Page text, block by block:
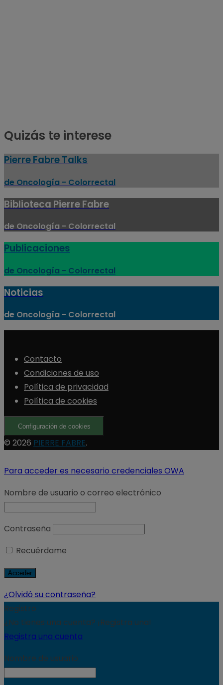
Quizás te interese
Pierre Fabre Talks
de Oncología - Colorrectal
Biblioteca Pierre Fabre
de Oncología - Colorrectal
Publicaciones
de Oncología - Colorrectal
Noticias
de Oncología - Colorrectal
Contacto
Condiciones de uso
Política de privacidad
Política de cookies
Configuración de cookies
© 2026 PIERRE FABRE.
Para acceder es necesario credenciales OWA
Nombre de usuario o correo electrónico
Contraseña
Recuérdame
¿Olvidó su contraseña?
Registro
¿No tienes una cuenta? ¡Registra una!
Registra una cuenta
Nombre de usuario